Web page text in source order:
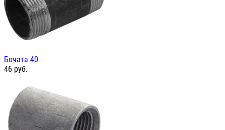
Бочата 40
46 руб.